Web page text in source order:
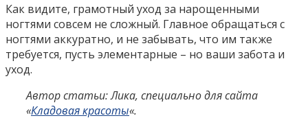
Как видите, грамотный уход за нарощенными
ногтями совсем не сложный. Главное обращаться с
ногтями аккуратно, и не забывать, что им также
требуется, пусть элементарные – но ваши забота и
уход.
Автор статьи: Лика, специально для сайта
«Кладовая красоты«.